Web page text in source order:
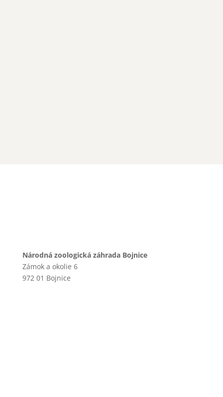
Národná zoologická záhrada Bojnice
Zámok a okolie 6
972 01 Bojnice